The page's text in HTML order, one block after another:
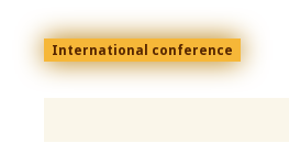
Menu
top
En
International conference